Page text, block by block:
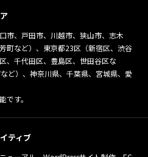
市、戸田市、川越市、狭山市、志木
町など）、東京都23区（新宿区、渋谷
、千代田区、豊島区、世田谷区な
ど）、神奈川県、千葉県、宮城県、愛
です。
ティブ